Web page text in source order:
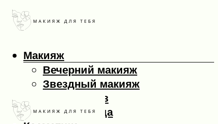
Макияж
Вечерний макияж
Звездный макияж
Макияж глаз
Макияж лица